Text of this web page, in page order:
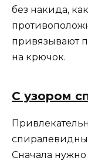
без накида,
привязывают
на крючок.
С узором
Сначала